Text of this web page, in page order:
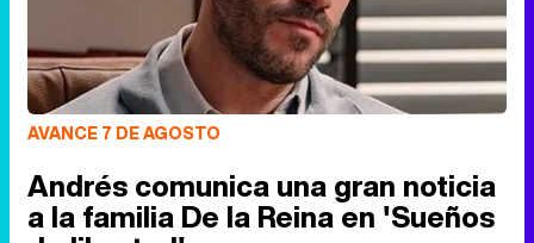
AVANCE 7 DE AGOSTO
Andrés comunica una gran noticia
a la familia De la Reina en 'Sueños